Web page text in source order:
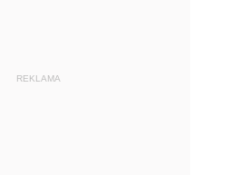
REKLAMA